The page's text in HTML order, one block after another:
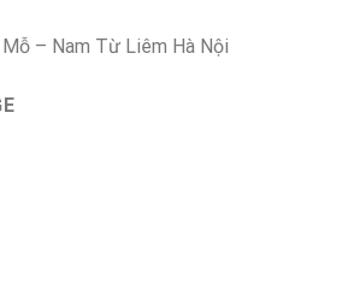
– Nam Từ Liêm Hà Nội